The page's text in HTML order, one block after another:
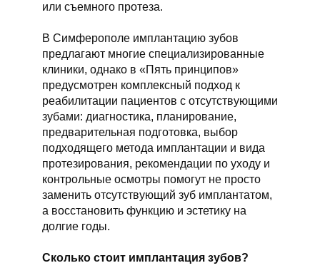
или съемного протеза.
В Симферополе имплантацию зубов
предлагают многие специализированные
клиники, однако в «Пять принципов»
предусмотрен комплексный подход к
реабилитации пациентов с отсутствующими
зубами: диагностика, планирование,
предварительная подготовка, выбор
подходящего метода имплантации и вида
протезирования, рекомендации по уходу и
контрольные осмотры помогут не просто
заменить отсутствующий зуб имплантатом,
а восстановить функцию и эстетику на
долгие годы.
Сколько стоит имплантация зубов?